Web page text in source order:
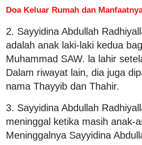
Doa Keluar Rumah dan
2. Sayyidina Abdullah
adalah anak laki-laki kedua
Muhammad SAW. la lahir
Dalam riwayat lain, dia juga
nama Thayyib dan Thahir.
3. Sayyidina Abdullah
meninggal ketika masih anak-
Meninggalnya Sayyidina